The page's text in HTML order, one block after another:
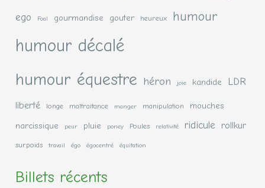
ego Foal gourmandise gouter heureux humour
humour décalé
humour équestre héron joie kandide LDR
liberté longe maltraitance manger manipulation
mouches
narcissique
peur pluie poney Poules relativité ridicule rollkur
surpoids travail égo égocentré équitation
Billets récents